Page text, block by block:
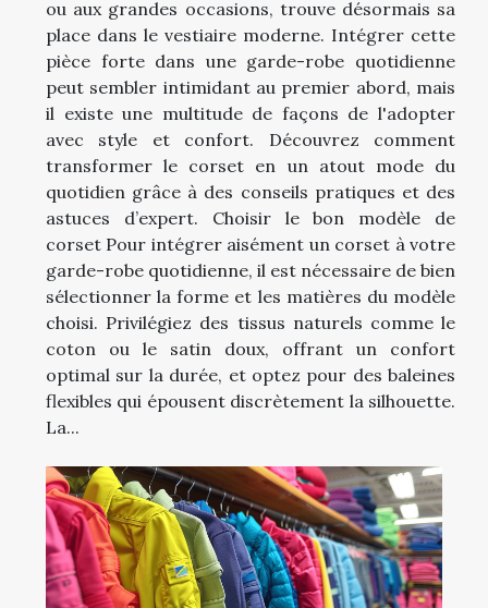
ou aux grandes occasions, trouve désormais sa
place dans le vestiaire moderne. Intégrer cette
pièce forte dans une garde-robe quotidienne
peut sembler intimidant au premier abord, mais
il existe une multitude de façons de l'adopter
avec style et confort. Découvrez comment
transformer le corset en un atout mode du
quotidien grâce à des conseils pratiques et des
astuces d’expert. Choisir le bon modèle de
corset Pour intégrer aisément un corset à votre
garde-robe quotidienne, il est nécessaire de bien
sélectionner la forme et les matières du modèle
choisi. Privilégiez des tissus naturels comme le
coton ou le satin doux, offrant un confort
optimal sur la durée, et optez pour des baleines
flexibles qui épousent discrètement la silhouette.
La...